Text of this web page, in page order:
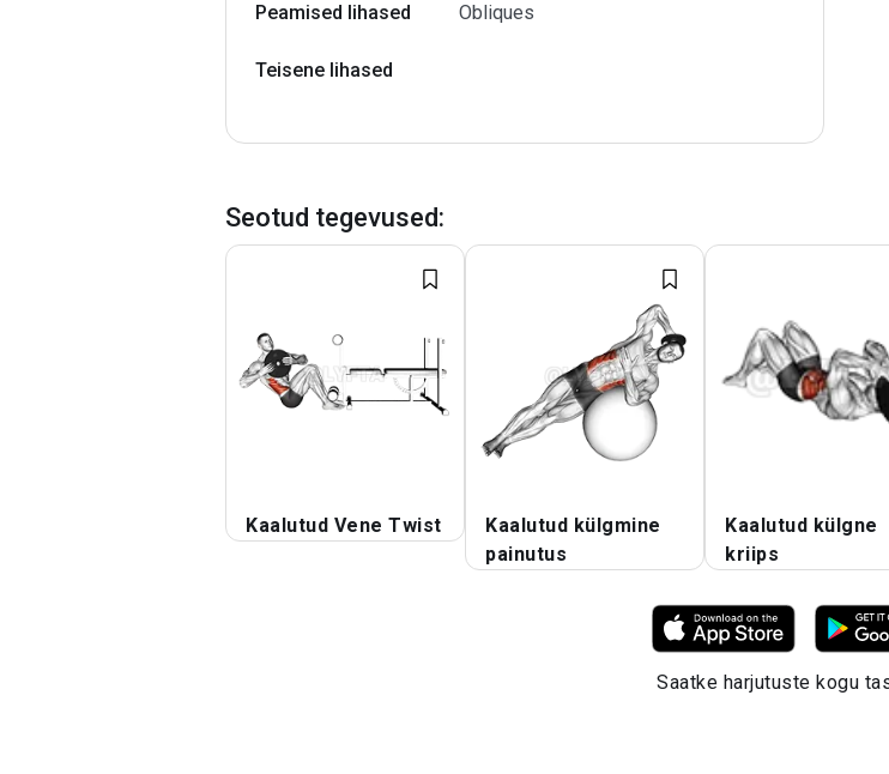
Peamised lihased Obliques
Teisene lihased
Seotud tegevused:
Kaalutud Vene Twist
Kaalutud külgmine
painutus
Kaalutud külgne
kriips
Saatke harjutuste kogu